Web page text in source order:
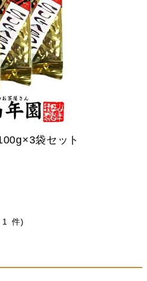
袋セット
1